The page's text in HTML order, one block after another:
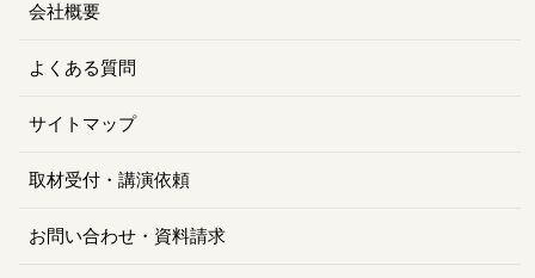
会社概要
よくある質問
サイトマップ
取材受付・講演依頼
お問い合わせ・資料請求